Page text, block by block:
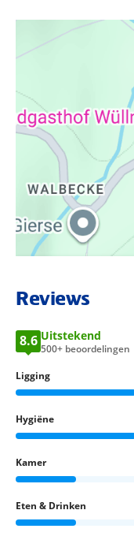
afstand vanaf
centrum Winterberg
centrum Winterberg-
Faciliteiten
gratis wifi in
receptie
inchecken: tussen
08.00 uur - 10:00 uur
gratis kluisje bij
terras
tuin
bagageruimte
internethoek
privé parkeerplaats
Restaurants/
à-la-carterestaurant
ontbijtrestaurant
Wellness
Reviews
8.6 Uitstekend
500+ beoordelingen
Ligging
Hygiëne
Kamer
Eten & Drinken